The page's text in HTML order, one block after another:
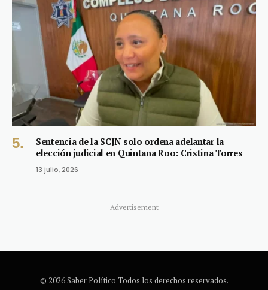
Sentencia de la SCJN solo ordena adelantar la
elección judicial en Quintana Roo: Cristina Torres
13 julio, 2026
Advertisement
© 2026 Saber Político Todos los derechos reservados.